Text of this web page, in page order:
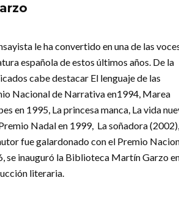
le ha convertido en una de las
española de estos últimos años. De la
cabe destacar El lenguaje de las
Nacional de Narrativa en1994, Marea
en 1995, La princesa manca, La vida
Nadal en 1999, La soñadora
fue galardonado con el Premio
se inauguró la Biblioteca Martín Garzo
literaria.